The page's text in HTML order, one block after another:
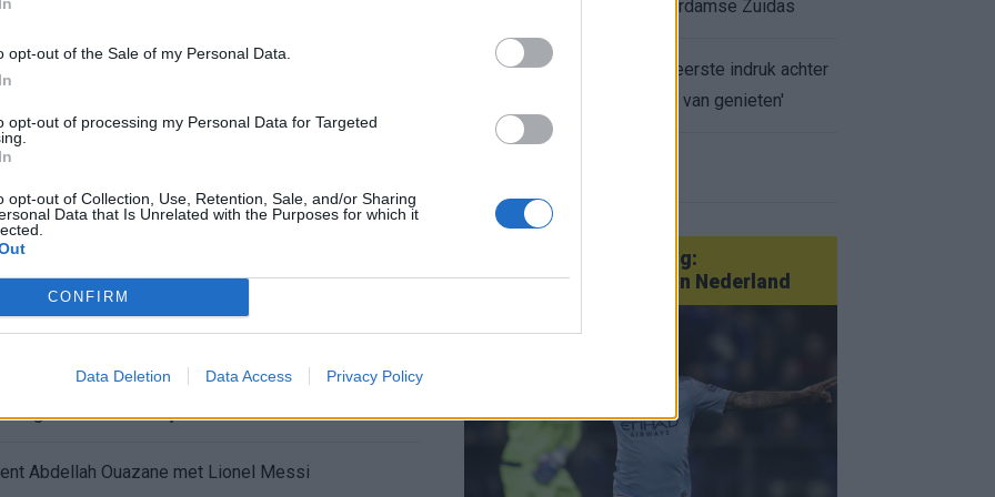
opt-out of the Sale of my Personal Data.
opt-out of processing my Personal Data for Targeted
opt-out of Collection, Use, Retention, Sale, and/or Sharing
Data that Is Unrelated with the Purposes for which it
CONFIRM
Data Deletion Data Access Privacy Policy
sokken na blunder met tenues
op Amsterdamse Zuidas
bij Ajax: 'Hier gaan fans van genieten'
zijn de duels te zien
blijft cruciaal
geschiedenis
begint in de basis bij FC Barcelona
Abdellah Ouazane met Lionel Messi
appartement op Amsterdamse Zuidas
Marcos Leonardo laat eerste indruk achter
bij Ajax: 'Hier gaan fans van genieten'
Van Götze tot Sterling:
statementtransfers in Nederland